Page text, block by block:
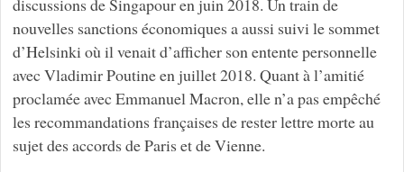
discussions de Singapour en juin 2018. Un train de
nouvelles sanctions économiques a aussi suivi le sommet
d’Helsinki où il venait d’afficher son entente personnelle
avec Vladimir Poutine en juillet 2018. Quant à l’amitié
proclamée avec Emmanuel Macron, elle n’a pas empêché
les recommandations françaises de rester lettre morte au
sujet des accords de Paris et de Vienne.